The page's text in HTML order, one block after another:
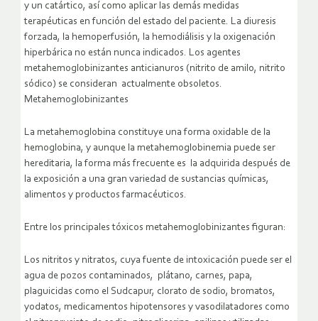
y un catártico, así como aplicar las demás medidas
terapéuticas en función del estado del paciente. La diuresis
forzada, la hemoperfusión, la hemodiálisis y la oxigenación
hiperbárica no están nunca indicados. Los agentes
metahemoglobinizantes anticianuros (nitrito de amilo, nitrito
sódico) se consideran actualmente obsoletos.
Metahemoglobinizantes
La metahemoglobina constituye una forma oxidable de la
hemoglobina, y aunque la metahemoglobinemia puede ser
hereditaria, la forma más frecuente es la adquirida después de
la exposición a una gran variedad de sustancias químicas,
alimentos y productos farmacéuticos.
Entre los principales tóxicos metahemoglobinizantes figuran:
Los nitritos y nitratos, cuya fuente de intoxicación puede ser el
agua de pozos contaminados, plátano, carnes, papa,
plaguicidas como el Sudcapur, clorato de sodio, bromatos,
yodatos, medicamentos hipotensores y vasodilatadores como